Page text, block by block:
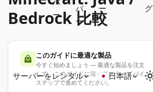
ー
バ
ー
ー
グ
サーバーをレンタル 日本語
Bedrock 比較
このガイドに最適な製品
今すぐ始めましょう — 最適な製品を注文
して、このガイドに沿ってステップバイ
ステップで進めてください。